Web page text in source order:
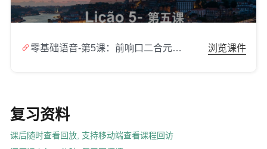
零基础语音-第5课：前响口二合元音（1），分音节规则（2），辅音字母cg.zip 浏览课件
复习资料
课后随时查看回放, 支持移动端查看课程回访